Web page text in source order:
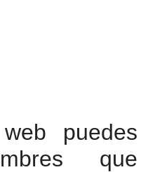
puedes
que